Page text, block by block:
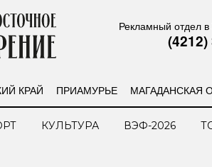
Рекламный отдел
(4212)
КРАЙ ПРИАМУРЬЕ МАГАДАНСКАЯ
КУЛЬТУРА ВЭФ-2026